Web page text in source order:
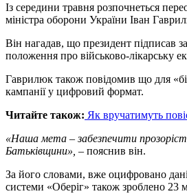
Із середини травня розпочнеться
міністра оборони України Іван
Він нагадав, що президент підписав
положення про військово-лікарську
Гаврилюк також повідомив що для
кампанії у цифровий формат.
Читайте також: Як вручатимуть
«Наша мета – забезпечити
Батьківщини», – пояснив він.
За його словами, вже оцифровано дані
системи «Оберіг» також зроблено 23